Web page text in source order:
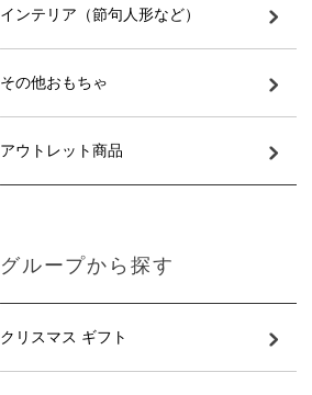
インテリア（節句人形など）
その他おもちゃ
アウトレット商品
グループから探す
クリスマス ギフト